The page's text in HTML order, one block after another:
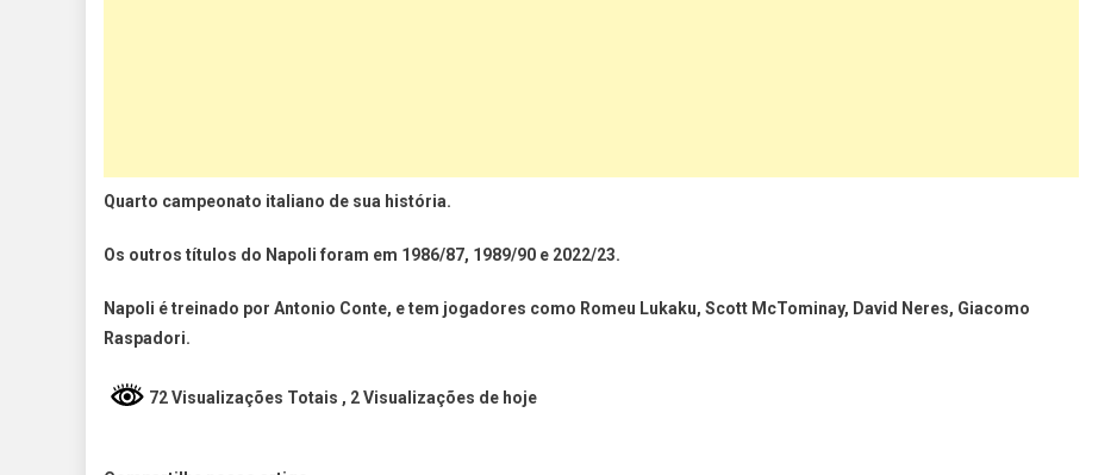
Quarto campeonato italiano de sua história.
Os outros títulos do Napoli foram em 1986/87, 1989/90 e 2022/23.
Napoli é treinado por Antonio Conte, e tem jogadores como Romeu Lukaku, Scott McTominay, David Neres, Giacomo
Raspadori.
72 Visualizações Totais , 2 Visualizações de hoje